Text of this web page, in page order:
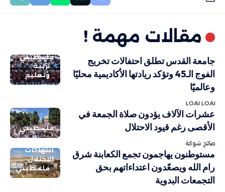
مقالات مهمة !
فلسطيني
تربية
وتعليم
جامعة القدس تطلق احتفالات تخريج
الفوج الـ45 وتؤكد ريادتها الأكاديمية محليًا
وعالميًا
LOAI LOAI
فلسطيني
عشرات الآلاف يؤدون صلاة الجمعة في
الأقصى رغم قيود الاحتلال
صالح شوكة
انتهاكات
الاحتلال
فلسطيني
مستوطنون يهاجمون تجمع الكعابنة شرق
رام الله ويصعّدون اعتداءاتهم بحق
التجمعات البدوية